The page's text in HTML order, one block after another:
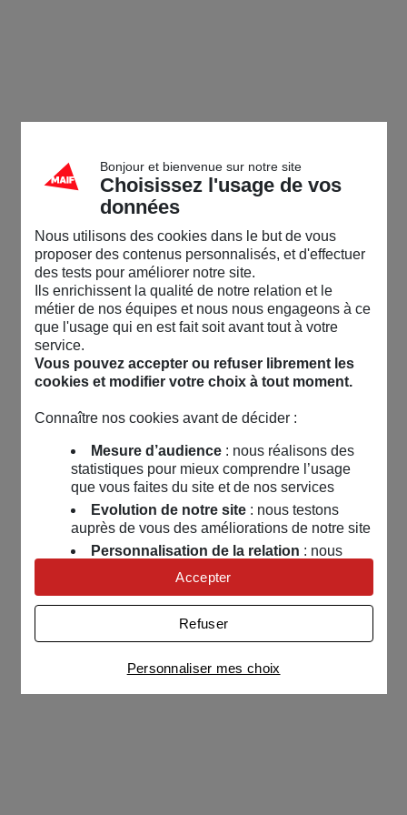
Bonjour et bienvenue sur notre site
Choisissez l'usage de vos
données
Nous utilisons des cookies dans le but de vous
proposer des contenus personnalisés, et d'effectuer
des tests pour améliorer notre site.
Ils enrichissent la qualité de notre relation et le
métier de nos équipes et nous nous engageons à ce
que l'usage qui en est fait soit avant tout à votre
service.
Vous pouvez accepter ou refuser librement les
cookies et modifier votre choix à tout moment.
Connaître nos cookies avant de décider :
Mesure d’audience: nous réalisons des
statistiques pour mieux comprendre l’usage
que vous faites du site et de nos services
Evolution de notre site: nous testons
auprès de vous des améliorations de notre site
Personnalisation de la relation : nous
nous servons de cookies pour adapter nos
contenus et personnaliser nos offres
Univers publicitaire: nous utilisons avec
nos partenaires des cookies pour afficher des
publicités personnalisées
Connaître notre politique cookies et la liste de nos
partenaires
Personnaliser mes choix
Refuser
Accepter